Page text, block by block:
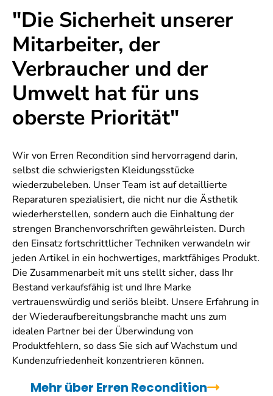
"Die Sicherheit unserer
Mitarbeiter, der
Verbraucher und der
Umwelt hat für uns
oberste Priorität"
Wir von Erren Recondition sind hervorragend darin,
selbst die schwierigsten Kleidungsstücke
wiederzubeleben. Unser Team ist auf detaillierte
Reparaturen spezialisiert, die nicht nur die Ästhetik
wiederherstellen, sondern auch die Einhaltung der
strengen Branchenvorschriften gewährleisten. Durch
den Einsatz fortschrittlicher Techniken verwandeln wir
jeden Artikel in ein hochwertiges, marktfähiges Produkt.
Die Zusammenarbeit mit uns stellt sicher, dass Ihr
Bestand verkaufsfähig ist und Ihre Marke
vertrauenswürdig und seriös bleibt. Unsere Erfahrung in
der Wiederaufbereitungsbranche macht uns zum
idealen Partner bei der Überwindung von
Produktfehlern, so dass Sie sich auf Wachstum und
Kundenzufriedenheit konzentrieren können.
Mehr über Erren Recondition